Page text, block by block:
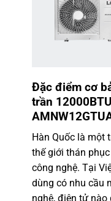
Đặc điểm cơ
trần
Hàn Quốc là một
thế giới thán
công nghệ. Tại
dùng có nhu cầu
nghệ, điện tử